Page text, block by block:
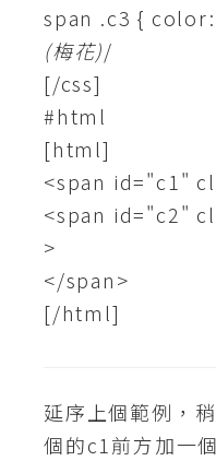
安
裝
與
設
定
外
實
作
W
o
span .c3 {
(梅花)/
[/css]
#html
[html]
<span id="c1"
<span id="c2"
>
</span>
[/html]
延序上個範例，
個的c1前方加一